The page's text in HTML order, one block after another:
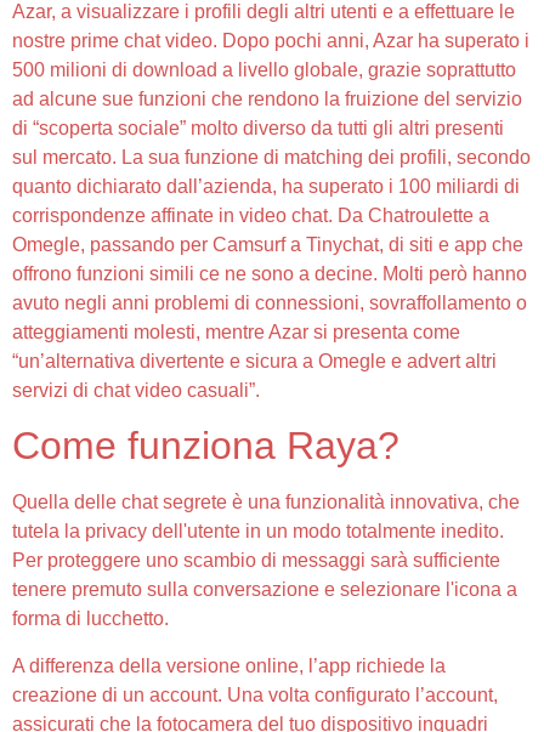
Azar, a visualizzare i profili degli altri utenti e a effettuare le
nostre prime chat video. Dopo pochi anni, Azar ha superato i
500 milioni di download a livello globale, grazie soprattutto
ad alcune sue funzioni che rendono la fruizione del servizio
di “scoperta sociale” molto diverso da tutti gli altri presenti
sul mercato. La sua funzione di matching dei profili, secondo
quanto dichiarato dall’azienda, ha superato i 100 miliardi di
corrispondenze affinate in video chat. Da Chatroulette a
Omegle, passando per Camsurf a Tinychat, di siti e app che
offrono funzioni simili ce ne sono a decine. Molti però hanno
avuto negli anni problemi di connessioni, sovraffollamento o
atteggiamenti molesti, mentre Azar si presenta come
“un’alternativa divertente e sicura a Omegle e advert altri
servizi di chat video casuali”.
Come funziona Raya?
Quella delle chat segrete è una funzionalità innovativa, che
tutela la privacy dell'utente in un modo totalmente inedito.
Per proteggere uno scambio di messaggi sarà sufficiente
tenere premuto sulla conversazione e selezionare l'icona a
forma di lucchetto.
A differenza della versione online, l’app richiede la
creazione di un account. Una volta configurato l’account,
assicurati che la fotocamera del tuo dispositivo inquadri